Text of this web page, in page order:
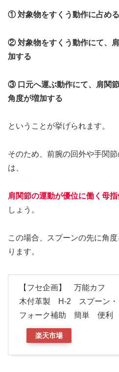
① 対象物をすくう動作に占め
② 対象物をすくう動作にて、
加する
③ 口元へ運ぶ動作にて、肩関
角度が増加する
ということが挙げられます。
そのため、前腕の回外や手関
は、
肩関節の運動が優位に働く母指
しょう。
この場合、スプーンの先に角
ります。
【フセ企画】 万能カフ
木付革製 H-2 スプーン・
フォーク補助 簡単 便利
楽天市場